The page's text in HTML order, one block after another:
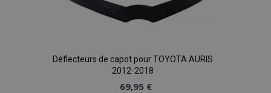
Déflecteurs de capot pour TOYOTA AURIS
2012-2018
69,95 €